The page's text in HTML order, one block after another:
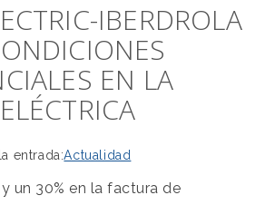
IBERDROLA
EN LA
entrada:Actualidad
y un 30% en la factura de